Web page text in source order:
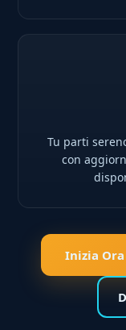
Tu parti
con
Inizia